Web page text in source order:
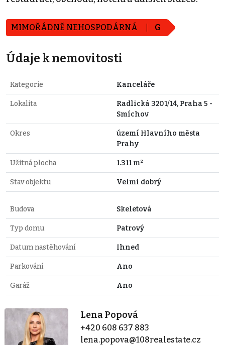
MIMOŘÁDNĚ NEHOSPODÁRNÁ G
Údaje k nemovitosti
Kategorie Kanceláře
Lokalita
Radlická 3201/14, Praha 5 -
Smíchov
Okres
území Hlavního města
Prahy
Užitná plocha 1.311 m²
Stav objektu Velmi dobrý
Budova Skeletová
Typ domu Patrový
Datum nastěhování Ihned
Parkování Ano
Garáž Ano
Lena Popová
+420 608 637 883
lena.popova@108realestate.cz